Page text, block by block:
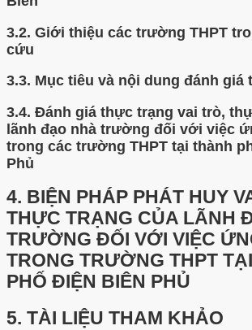
3.2. Giới thiệu các trường THPT
cứu
3.3. Mục tiêu và nội dung đánh giá
3.4. Đánh giá thực trạng vai trò,
lãnh đạo nhà trường đối với việc
trong các trường THPT tại thành
Phủ
4. BIỆN PHÁP PHÁT HUY
THỰC TRẠNG CỦA LÃNH
TRƯỜNG ĐỐI VỚI VIỆC
TRONG TRƯỜNG THPT
PHỐ ĐIỆN BIÊN PHỦ
5. TÀI LIỆU THAM KHẢO